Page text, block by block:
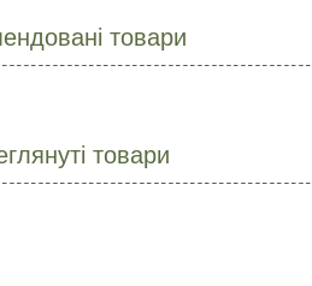
товари
товари